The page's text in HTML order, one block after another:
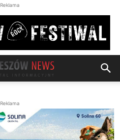
Reklama
Reklama